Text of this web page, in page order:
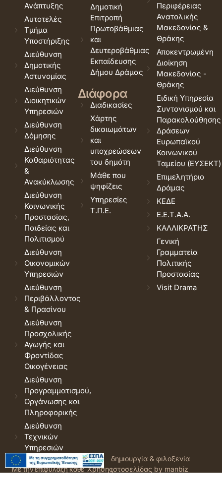
Ανάπτυξης
Αυτοτελές
Τμήμα
Υποστήριξης
Διεύθυνση
Δημοτικής
Αστυνομίας
Διεύθυνση
Διοικητικών
Υπηρεσιών
Διεύθυνση
Δόμησης
Διεύθυνση
Καθαριότητας
&
Ανακύκλωσης
Διεύθυνση
Κοινωνικής
Προστασίας,
Παιδείας και
Πολιτισμού
Διεύθυνση
Οικονομικών
Υπηρεσιών
Διεύθυνση
Περιβάλλοντος
& Πρασίνου
Διεύθυνση
Προσχολικής
Αγωγής και
Φροντίδας
Οικογένειας
Διεύθυνση
Προγραμματισμού,
Οργάνωσης και
Πληροφορικής
Διεύθυνση
Τεχνικών
Υπηρεσιών
Δημοτική
Επιτροπή
Πρωτοβάθμιας
και
Δευτεροβάθμιας
Εκπαίδευσης
Δήμου Δράμας
Διάφορα
Διαδικασίες
Χάρτης
δικαιωμάτων
και
υποχρεώσεων
του δημότη
Μάθε που
ψηφίζεις
Υπηρεσίες
Τ.Π.Ε.
Περιφέρειας
Ανατολικής
Μακεδονίας &
Θράκης
Αποκεντρωμένη
Διοίκηση
Μακεδονίας -
Θράκης
Ειδική Υπηρεσία
Συντονισμού και
Παρακολούθησης
Δράσεων
Ευρωπαϊκού
Κοινωνικού
Ταμείου (ΕΥΣΕΚΤ)
Επιμελητήριο
Δράμας
ΚΕΔΕ
Ε.Ε.Τ.Α.Α.
ΚΑΛΛΙΚΡΑΤΗΣ
Γενική
Γραμματεία
Πολιτικής
Προστασίας
Visit Drama
© 2026 Δήμος Δράμας.
Με την επιφύλαξη κάθε
Όροι
Χρήσης
δημιουργία & φιλοξενία
ιστοσελίδας by manbiz